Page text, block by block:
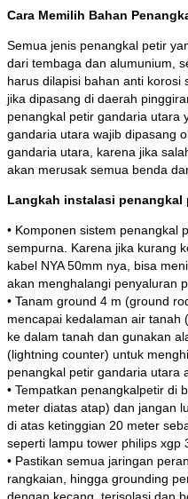
Cara Memilih Bahan
Semua jenis penangkal petir
dari tembaga dan alumunium,
harus dilapisi bahan anti
jika dipasang di daerah
penangkal petir gandaria utara
gandaria utara wajib dipasang
gandaria utara, karena jika
akan merusak semua benda
Langkah instalasi penangkal
• Komponen sistem penangkal
sempurna. Karena jika kurang
kabel NYA 50mm nya, bisa
akan menghalangi penyaluran
• Tanam ground 4 m (ground
mencapai kedalaman air tanah
ke dalam tanah dan gunakan
(lightning counter) untuk
penangkal petir gandaria utara
• Tempatkan penangkalpetir di
meter diatas atap) dan jangan
di atas ketinggian 20 meter
seperti lampu tower philips xgp
• Pastikan semua jaringan
rangkaian, hingga grounding